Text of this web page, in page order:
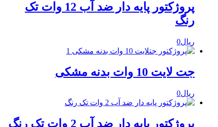
پروژکتور پایه دار ضد آب 12 وات تک
رنگ
ریال0
جت لایت 10 وات بدنه مشکی
ریال0
پروژکتور پایه دار ضد آب 2 وات تک رنگ